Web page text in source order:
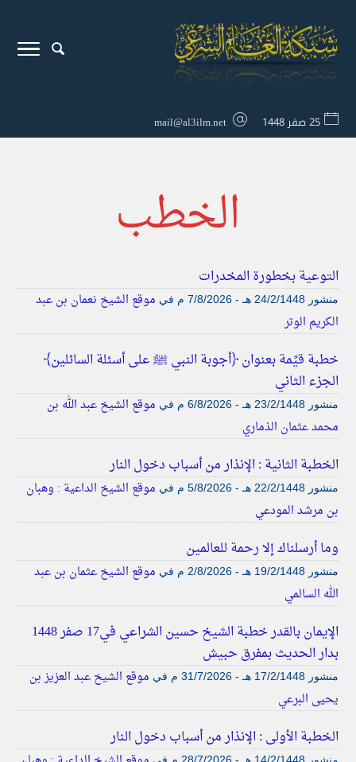
25 صفر 1448 mail@al3ilm.net
الخطب
التوعية بخطورة المخدرات
منشور في موقع الشيخ نعمان بن عبد
الكريم الوتر
خطبة قيِّمة بعنوان ﴿أجوبة النبي ﷺ على أسئلة السائلين﴾
الجزء الثاني
منشور في موقع الشيخ عبد الله بن
محمد عثمان الذماري
الخطبة الثانية : الإنذار من أسباب دخول النار
منشور في موقع الشيخ الداعية : وهبان
بن مرشد المودعي
وما أرسلناك إلا رحمة للعالمين
منشور في موقع الشيخ عثمان بن عبد
الله السالمي
الإيمان بالقدر خطبة الشيخ حسين الشراعي في17 صفر 1448
بدار الحديث بمفرق حبيش
منشور في موقع الشيخ عبد العزيز بن
يحيى البرعي
الخطبة الأولى : الإنذار من أسباب دخول النار